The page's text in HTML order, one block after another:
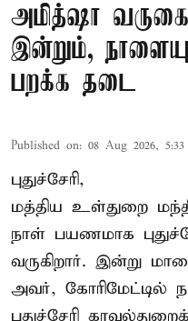
அமித்ஷா வருகை:
இன்றும்,
பறக்க தடை
Published on: 08 Aug 2026,
புதுச்சேரி,
மத்திய உள்துறை
நாள் பயணமாக
வருகிறார். இன்று
அவர், கோரிமேட்டில்
புதுச்சேரி